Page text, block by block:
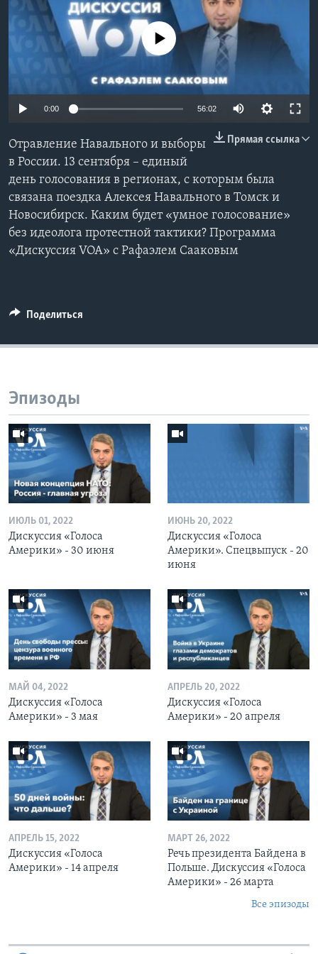
Learning English
СОЦИАЛЬНЫЕ СЕТИ
No media source currently available
0:00 56:02
Прямая ссылка
Отравление Навального и выборы
в России. 13 сентября – единый
день голосования в регионах, с которым была
связана поездка Алексея Навального в Томск и
Новосибирск. Каким будет «умное голосование»
без идеолога протестной тактики? Программа
«Дискуссия VOA» с Рафаэлем Сааковым
Поделиться
Эпизоды
ИЮЛЬ 01, 2022
Дискуссия «Голоса
Америки» - 30 июня
ИЮНЬ 20, 2022
Дискуссия «Голоса
Америки». Спецвыпуск - 20
июня
МАЙ 04, 2022
Дискуссия «Голоса
Америки» - 3 мая
АПРЕЛЬ 20, 2022
Дискуссия «Голоса
Америки» - 20 апреля
АПРЕЛЬ 15, 2022
Дискуссия «Голоса
Америки» - 14 апреля
МАРТ 26, 2022
Речь президента Байдена в
Польше. Дискуссия «Голоса
Америки» - 26 марта
Все эпизоды